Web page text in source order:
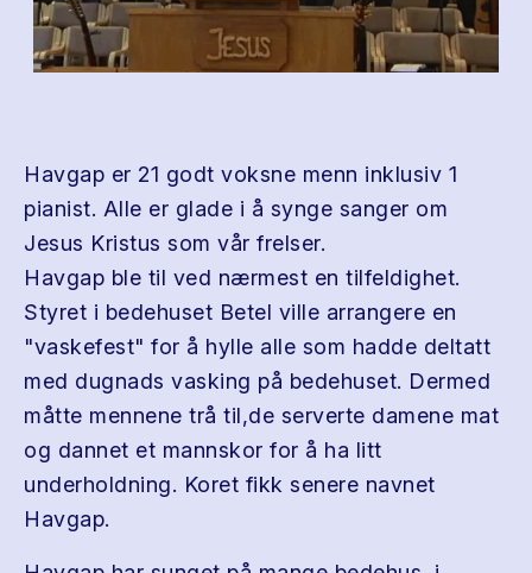
Havgap er 21 godt voksne menn inklusiv 1
pianist. Alle er glade i å synge sanger om
Jesus Kristus som vår frelser.
Havgap ble til ved nærmest en tilfeldighet.
Styret i bedehuset Betel ville arrangere en
"vaskefest" for å hylle alle som hadde deltatt
med dugnads vasking på bedehuset. Dermed
måtte mennene trå til,de serverte damene mat
og dannet et mannskor for å ha litt
underholdning. Koret fikk senere navnet
Havgap.